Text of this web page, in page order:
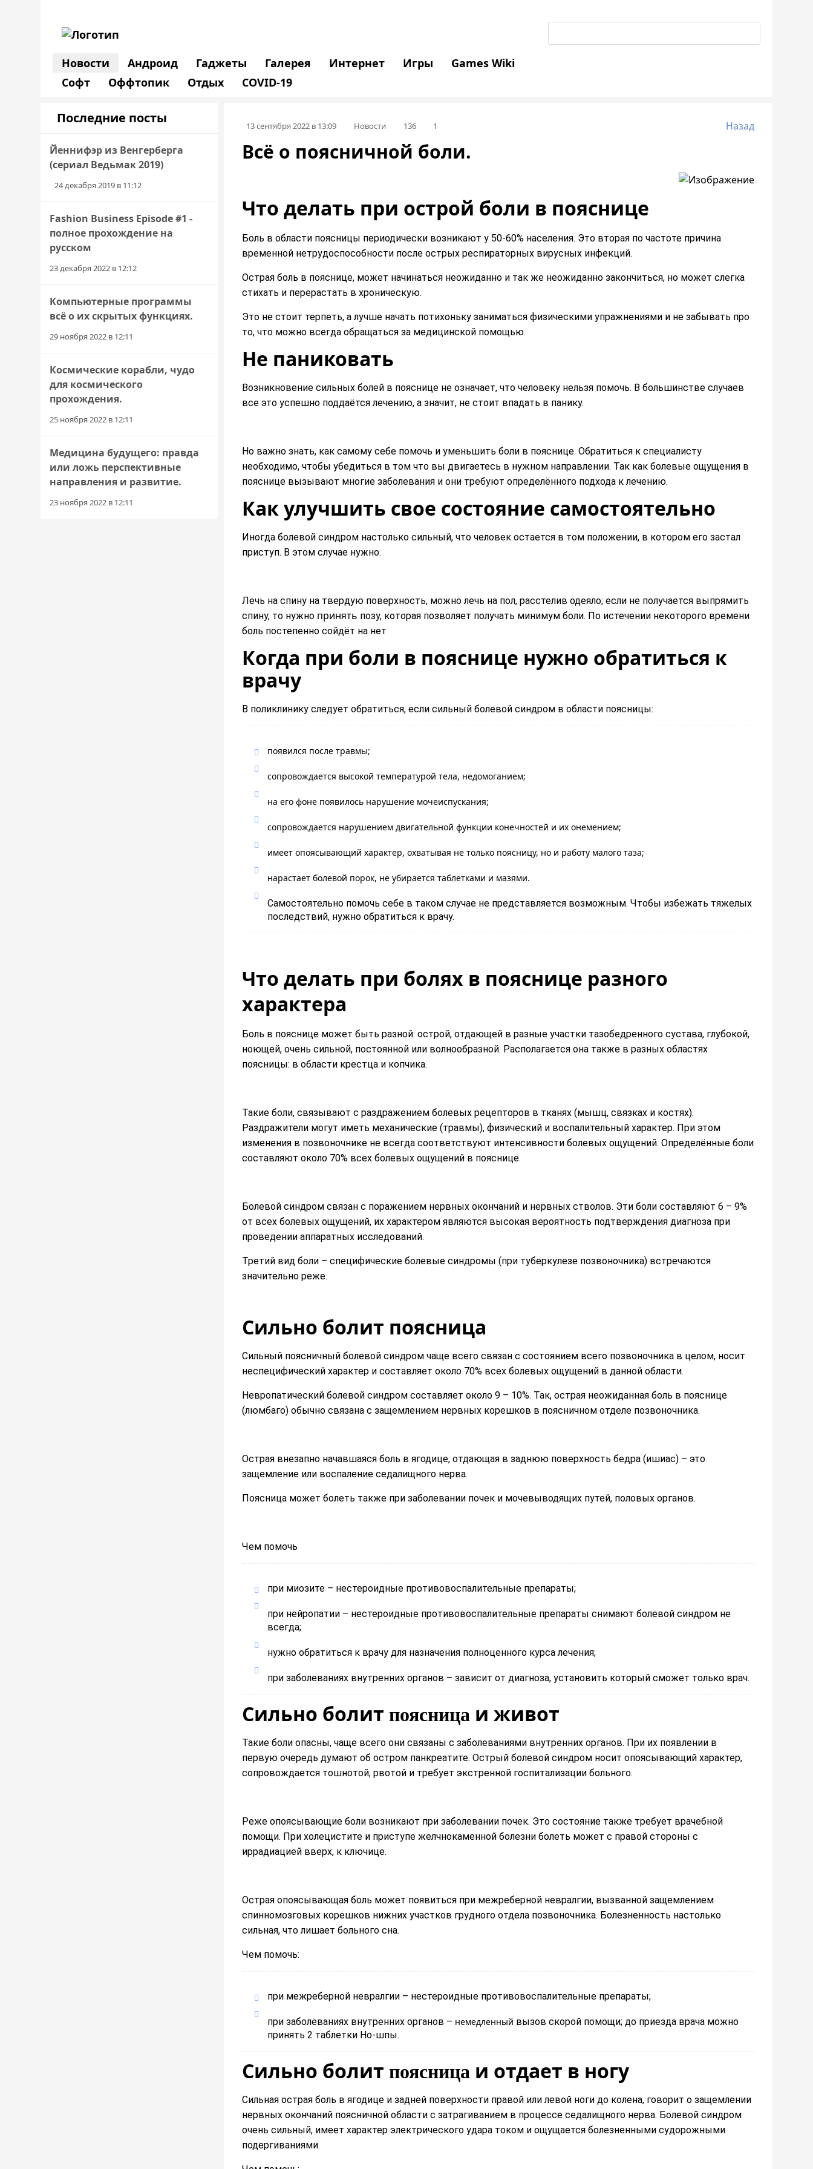
Новости Андроид Гаджеты Галерея Интернет Игры
Games Wiki
Софт
Оффтопик Отдых COVID-19
Последние посты
Йеннифэр из Венгерберга
(сериал Ведьмак 2019)
24 декабря 2019 в 11:12
Fashion Business Episode #1 -
полное прохождение на
русском
23 декабря 2022 в 12:12
Компьютерные программы
всё о их скрытых функциях.
29 ноября 2022 в 12:11
Космические корабли, чудо
для космического
прохождения.
25 ноября 2022 в 12:11
Медицина будущего: правда
или ложь перспективные
направления и развитие.
23 ноября 2022 в 12:11
13 сентября 2022 в 13:09 Новости 136 1 Назад
Всё о поясничной боли.
Что делать при острой боли в пояснице
Боль в области поясницы периодически возникают у 50-60% населения. Это вторая по частоте причина
временной нетрудоспособности после острых респираторных вирусных инфекций.
Острая боль в пояснице, может начинаться неожиданно и так же неожиданно закончиться, но может слегка
стихать и перерастать в хроническую.
Это не стоит терпеть, а лучше начать потихоньку заниматься физическими упражнениями и не забывать про
то, что можно всегда обращаться за медицинской помощью.
Не паниковать
Возникновение сильных болей в пояснице не означает, что человеку нельзя помочь. В большинстве случаев
все это успешно поддаётся лечению, а значит, не стоит впадать в панику.
Но важно знать, как самому себе помочь и уменьшить боли в пояснице. Обратиться к специалисту
необходимо, чтобы убедиться в том что вы двигаетесь в нужном направлении. Так как болевые ощущения в
пояснице вызывают многие заболевания и они требуют определённого подхода к лечению.
Как улучшить свое состояние самостоятельно
Иногда болевой синдром настолько сильный, что человек остается в том положении, в котором его застал
приступ. В этом случае нужно.
Лечь на спину на твердую поверхность, можно лечь на пол, расстелив одеяло; если не получается выпрямить
спину, то нужнопринять позу, которая позволяет получать минимум боли. По истечении некоторого времени
боль постепенно сойдёт на нет
Когда при боли в пояснице нужно обратиться к
врачу
В поликлинику следует обратиться, если сильный болевой синдром в области поясницы:
появился после травмы;
сопровождается высокой температурой тела, недомоганием;
на его фоне появилось нарушение мочеиспускания;
сопровождается нарушением двигательной функции конечностей и их онемением;
имеет опоясывающий характер, охватывая не только поясницу, но и работу малого таза;
нарастает болевой порок, не убирается таблетками и мазями.
Самостоятельно помочь себе в таком случае не представляется возможным. Чтобы избежать тяжелых
последствий, нужно обратиться к врачу.
Что делать при болях в пояснице разного
характера
Боль в пояснице может быть разной: острой, отдающей в разные участки тазобедренного сустава, глубокой,
ноющей, очень сильной, постоянной или волнообразной. Располагается она также в разных областях
поясницы: в области крестца и копчика.
Такие боли, связывают с раздражением болевых рецепторов в тканях (мышц, связках и костях).
Раздражители могут иметь механические (травмы), физический и воспалительный характер. При этом
изменения в позвоночнике не всегда соответствуют интенсивности болевых ощущений. Определённые боли
составляют около 70% всех болевых ощущений в пояснице.
Болевой синдром связан с поражением нервных окончаний и нервных стволов. Эти боли составляют 6 – 9%
от всех болевых ощущений, их характером являются высокая вероятность подтверждения диагноза при
проведении аппаратных исследований.
Третий вид боли – специфические болевые синдромы (при туберкулезе позвоночника) встречаются
значительно реже.
Сильно болит поясница
Сильный поясничный болевой синдром чаще всего связан с состоянием всего позвоночника в целом, носит
неспецифический характер и составляет около 70% всех болевых ощущений в данной области.
Невропатический болевой синдром составляет около 9 – 10%. Так, острая неожиданная боль в пояснице
(люмбаго) обычно связана с защемлением нервных корешков в поясничном отделе позвоночника.
Острая внезапно начавшаяся боль в ягодице, отдающая в заднюю поверхность бедра (ишиас) – это
защемление или воспаление седалищного нерва.
Поясница может болеть также при заболевании почек и мочевыводящих путей, половых органов.
Чем помочь
при миозите – нестероидные противовоспалительные препараты;
при нейропатии – нестероидные противовоспалительные препараты снимают болевой синдром не
всегда;
нужно обратиться к врачу для назначения полноценного курса лечения;
при заболеваниях внутренних органов – зависит от диагноза, установить который сможет только врач.
Сильно болит поясницаи живот
Такие боли опасны, чаще всего они связаны с заболеваниями внутренних органов. При их появлении в
первую очередь думают об остром панкреатите. Острый болевой синдром носит опоясывающий характер,
сопровождается тошнотой, рвотой и требует экстренной госпитализации больного.
Реже опоясывающие боли возникают при заболевании почек. Это состояние также требует врачебной
помощи. При холецистите и приступе желчнокаменной болезни болеть может с правой стороны с
иррадиацией вверх, к ключице.
Острая опоясывающая боль может появиться при межреберной невралгии, вызванной защемлением
спинномозговых корешков нижних участков грудного отдела позвоночника. Болезненность настолько
сильная, что лишает больного сна.
Чем помочь:
при межреберной невралгии – нестероидные противовоспалительные препараты;
при заболеваниях внутренних органов – немедленный вызов скорой помощи; до приезда врача можно
принять 2 таблетки Но-шпы.
Сильно болит поясницаи отдает в ногу
Сильная острая боль в ягодице и задней поверхности правой или левой ноги до колена, говорит о защемлении
нервных окончаний поясничной области с затрагиванием в процессе седалищного нерва. Болевой синдром
очень сильный, имеет характер электрического удара током и ощущается болезненными судорожными
подергиваниями.